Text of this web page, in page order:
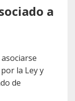
a
la Ley y
de